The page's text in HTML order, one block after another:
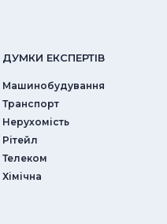
ДУМКИ ЕКСПЕРТIВ
Машинобудування
Транспорт
Нерухомість
Рітейл
Телеком
Хімічна